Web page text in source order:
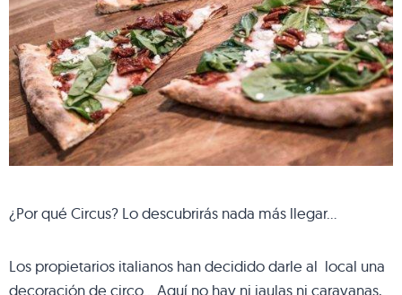
¿Por qué Circus? Lo descubrirás nada más llegar…
Los propietarios italianos han decidido darle al local una
decoración de circo… Aquí no hay ni jaulas ni caravanas,